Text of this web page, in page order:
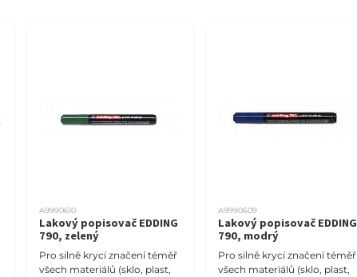
A9990610
Lakový popisovač EDDING
790, zelený
Pro silně krycí značení téměř
všech materiálů (sklo, plast,
A9990609
Lakový popisovač EDDING
790, modrý
Pro silně krycí značení téměř
všech materiálů (sklo, plast,